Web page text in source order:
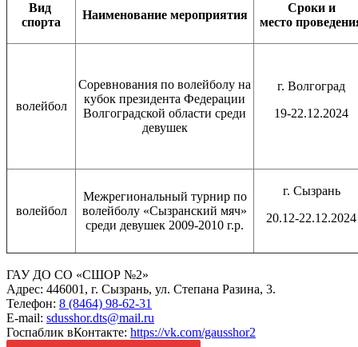
Вид
спорта
Наименование мероприятия
Сроки и
место
волейбол
Соревнования по волейболу на
кубок президента Федерации
Волгоградской области среди
девушек
г. Волгоград
19-22.12.2024
волейбол
Межрегиональный турнир по
волейболу «Сызранский мяч»
среди девушек 2009-2010 г.р.
г. Сызрань
20.12-22.12.2024
ГАУ ДО СО «СШОР №2»
Адрес: 446001, г. Сызрань, ул. Степана Разина, 3.
Телефон: 8 (8464) 98-62-31
E-mail: sdusshor.dts@mail.ru
Госпаблик вКонтакте: https://vk.com/gausshor2